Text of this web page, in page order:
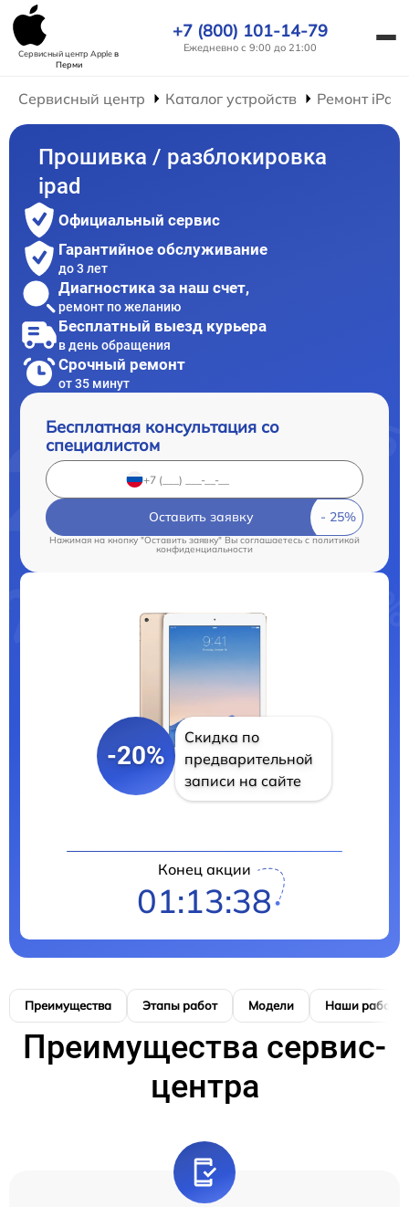
Сервисный центр Appleв
Перми
+7 (800) 101-14-79
Ежедневно с 9:00 до 21:00
Сервисный центр Каталог устройств Ремонт iPad
Прошивка / разблокировка
ipad
Официальный сервис
Гарантийное обслуживание
до 3 лет
Диагностика за наш счет,
ремонт по желанию
Бесплатный выезд курьера
в день обращения
Срочный ремонт
от 35 минут
Бесплатная консультация со
специалистом
Оставить заявку
Нажимая на кнопку "Оставить заявку" Вы соглашаетесь cполитикой
конфиденциальности
-20%
Скидка по
предварительной
записи на сайте
Конец акции
01:13:37
Преимущества Этапы работ Модели Наши работы
Преимущества сервис-
центра